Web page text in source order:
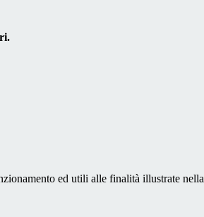
ed utili alle finalità illustrate nella